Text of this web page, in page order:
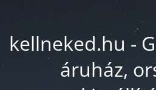
kellneked.hu -
áruház,